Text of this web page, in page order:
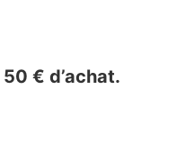
€ d’achat.